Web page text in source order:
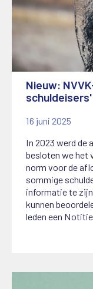
Nieuw:
schuldeisers'
16 juni 2025
In 2023 werd de
besloten we het
norm voor de
sommige
informatie te
kunnen
leden een